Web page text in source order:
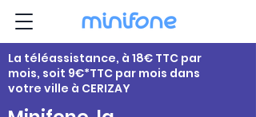
La téléassistance, à 18€ TTC par
mois, soit 9€*TTC par mois dans
votre ville à CERIZAY